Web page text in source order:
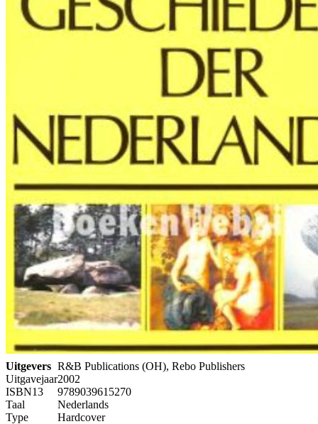
Uitgevers R&B Publications (OH), Rebo Publishers
Uitgavejaar2002
ISBN13
9789039615270
Taal
Nederlands
Type
Hardcover